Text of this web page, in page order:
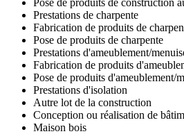
Prestations de charpente
Fabrication de produits de
Pose de produits de charpente
Prestations d'ameublement/
Fabrication de produits
Pose de produits d'ameublement/
Prestations d'isolation
Autre lot de la construction
Conception ou réalisation de
Maison bois